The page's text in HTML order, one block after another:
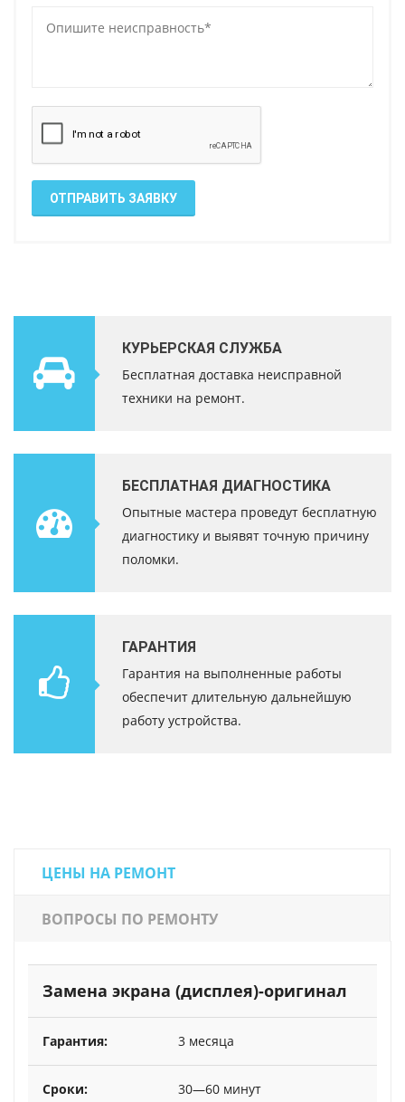
ОТПРАВИТЬ ЗАЯВКУ
КУРЬЕРСКАЯ СЛУЖБА
Бесплатная доставка неисправной
техники на ремонт.
БЕСПЛАТНАЯ ДИАГНОСТИКА
Опытные мастера проведут бесплатную
диагностику и выявят точную причину
поломки.
ГАРАНТИЯ
Гарантия на выполненные работы
обеспечит длительную дальнейшую
работу устройства.
ЦЕНЫ НА РЕМОНТ
ВОПРОСЫ ПО РЕМОНТУ
Замена экрана (дисплея)-оригинал
3 месяца
30—60 минут